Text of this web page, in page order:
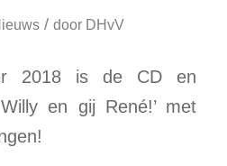
/ door DHvV
2018 is de CD en
en gij René!’ met